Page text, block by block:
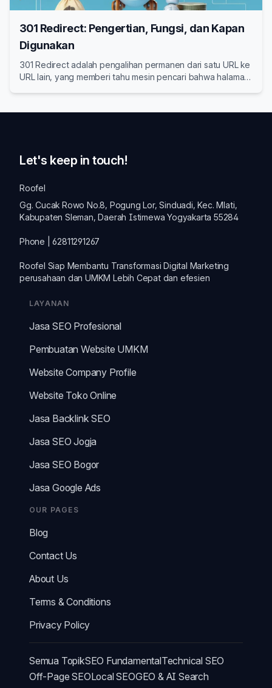
301 Redirect: Pengertian, Fungsi, dan Kapan
Digunakan
301 Redirect adalah pengalihan permanen dari satu URL ke
URL lain, yang memberi tahu mesin pencari bahwa halaman
Let's keep in touch!
Roofel
Gg. Cucak Rowo No.8, Pogung Lor, Sinduadi, Kec. Mlati,
Kabupaten Sleman, Daerah Istimewa Yogyakarta 55284
Phone | 62811291267
Roofel Siap Membantu TransformasiDigital Marketing
perusahaan danUMKM Lebih Cepat dan efesien
LAYANAN
Jasa SEO Profesional
Pembuatan Website UMKM
Website Company Profile
Website Toko Online
Jasa Backlink SEO
Jasa SEO Jogja
Jasa SEO Bogor
Jasa Google Ads
OUR PAGES
Blog
Contact Us
About Us
Terms & Conditions
Privacy Policy
Semua TopikSEO FundamentalTechnical SEO
Off-Page SEOLocal SEOGEO & AI Search